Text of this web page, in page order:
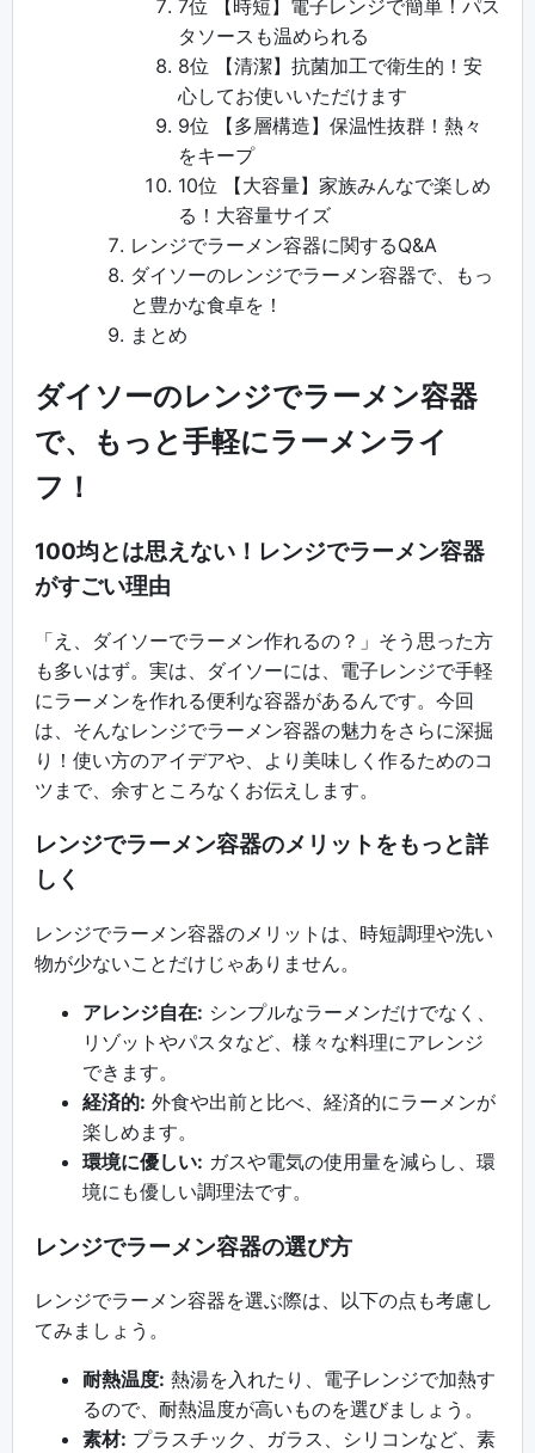
7位 【時短】電子レンジで簡単！パス
タソースも温められる
8位 【清潔】抗菌加工で衛生的！安
心してお使いいただけます
9位 【多層構造】保温性抜群！熱々
をキープ
10位 【大容量】家族みんなで楽しめ
る！大容量サイズ
レンジでラーメン容器に関するQ&A
ダイソーのレンジでラーメン容器で、もっ
と豊かな食卓を！
まとめ
ダイソーのレンジでラーメン容器
で、もっと手軽にラーメンライ
フ！
100均とは思えない！レンジでラーメン容器
がすごい理由
「え、ダイソーでラーメン作れるの？」そう思った方
も多いはず。実は、ダイソーには、電子レンジで手軽
にラーメンを作れる便利な容器があるんです。今回
は、そんなレンジでラーメン容器の魅力をさらに深掘
り！使い方のアイデアや、より美味しく作るためのコ
ツまで、余すところなくお伝えします。
レンジでラーメン容器のメリットをもっと詳
しく
レンジでラーメン容器のメリットは、時短調理や洗い
物が少ないことだけじゃありません。
アレンジ自在: シンプルなラーメンだけでなく、
リゾットやパスタなど、様々な料理にアレンジ
できます。
経済的: 外食や出前と比べ、経済的にラーメンが
楽しめます。
環境に優しい: ガスや電気の使用量を減らし、環
境にも優しい調理法です。
レンジでラーメン容器の選び方
レンジでラーメン容器を選ぶ際は、以下の点も考慮し
てみましょう。
耐熱温度: 熱湯を入れたり、電子レンジで加熱す
るので、耐熱温度が高いものを選びましょう。
素材: プラスチック、ガラス、シリコンなど、素